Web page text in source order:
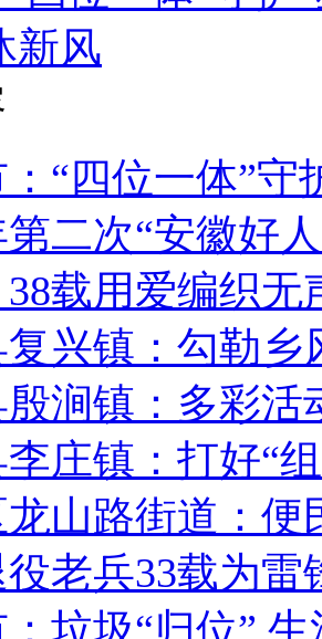
新风
“四位一体”守
第二次“安徽好
载用爱编织无
兴镇：勾勒乡
涧镇：多彩活
庄镇：打好“
山路街道：便
老兵33载为雷
垃圾“归位”